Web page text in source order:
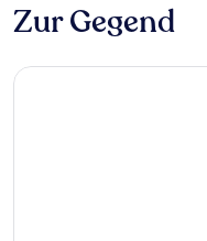
Zur Gegend